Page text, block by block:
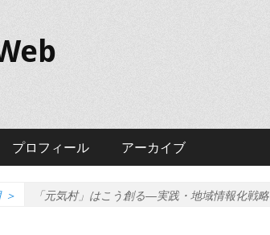
プロフィール アーカイブ
＞ 「元気村」はこう創る―実践・地域情報化戦略